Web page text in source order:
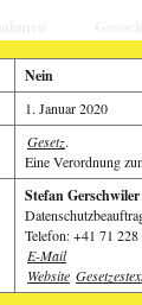
Nein
1. Januar 2020
Gesetz.
Eine Verordnung
Stefan Gerschwiler
Telefon: +41 71
E-Mail
Website